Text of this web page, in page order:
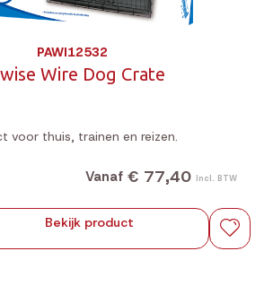
PAWI12532
Wire Dog Crate
voor thuis, trainen en reizen.
Vanaf € 77,40 Incl. BTW
Bekijk product